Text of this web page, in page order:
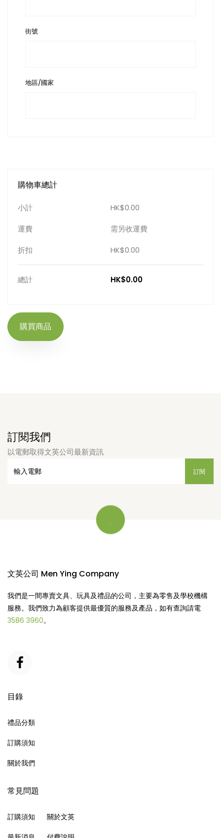
街號
地區/國家
購物車總計
小計 HK$0.00
運費 需另收運費
折扣 HK$0.00
總計 HK$0.00
購買商品
訂閱我們
以電郵取得文英公司最新資訊
文英公司 Men Ying Company
我們是一間專賣文具、玩具及禮品的公司，主要為零售及學校機構
服務。我們致力為顧客提供最優質的服務及產品，如有查詢請電
3586 3960。
目錄
禮品分類
訂購須知
關於我們
常見問題
訂購須知 關於文英